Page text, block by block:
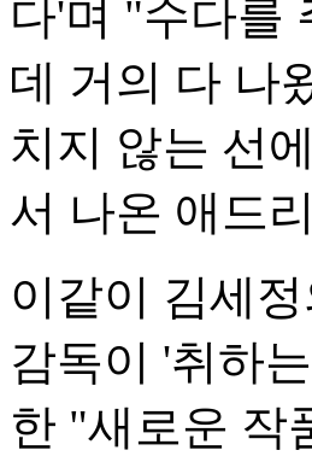
다'며 "수다를
데 거의 다 나
치지 않는 선
서 나온 애드
이같이 김세
감독이 '취하
한 "새로운 작